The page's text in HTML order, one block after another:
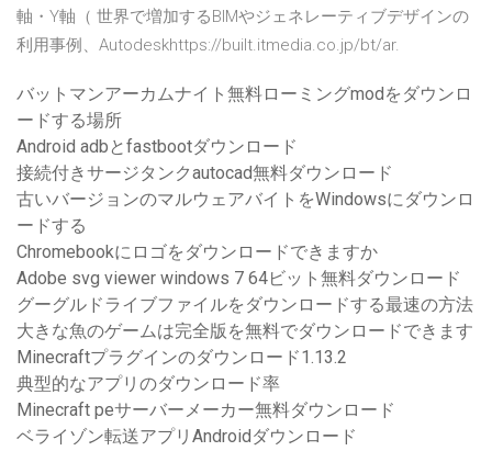
軸・Y軸（ 世界で増加するBIMやジェネレーティブデザインの
利用事例、Autodeskhttps://built.itmedia.co.jp/bt/ar.
バットマンアーカムナイト無料ローミングmodをダウンロ
ードする場所
Android adbとfastbootダウンロード
接続付きサージタンクautocad無料ダウンロード
古いバージョンのマルウェアバイトをWindowsにダウンロ
ードする
Chromebookにロゴをダウンロードできますか
Adobe svg viewer windows 7 64ビット無料ダウンロード
グーグルドライブファイルをダウンロードする最速の方法
大きな魚のゲームは完全版を無料でダウンロードできます
Minecraftプラグインのダウンロード1.13.2
典型的なアプリのダウンロード率
Minecraft peサーバーメーカー無料ダウンロード
ベライゾン転送アプリAndroidダウンロード